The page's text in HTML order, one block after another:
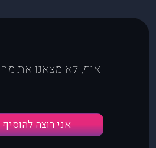
אוף, לא מצאנו את
אני רוצה